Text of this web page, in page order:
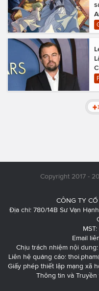
Copyright 2017 -
CÔNG TY
Địa chỉ: 780/14B Sư Vạn
Email
Chịu trách nhiệm nội
Liên hệ quảng cáo:
Giấy phép thiết lập mạng xã
Thông tin và